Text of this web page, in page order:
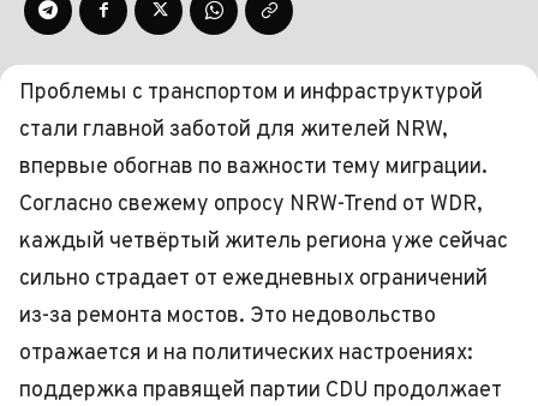
Проблемы с транспортом и инфраструктурой
стали главной заботой для жителей NRW,
впервые обогнав по важности тему миграции.
Согласно свежему опросу NRW-Trend от WDR,
каждый четвёртый житель региона уже сейчас
сильно страдает от ежедневных ограничений
из-за ремонта мостов. Это недовольство
отражается и на политических настроениях:
поддержка правящей партии CDU продолжает